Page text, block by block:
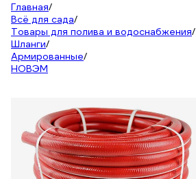
Главная/
Всё для сада/
Товары для полива и водоснабжения/
Шланги/
Армированные/
НОВЭМ